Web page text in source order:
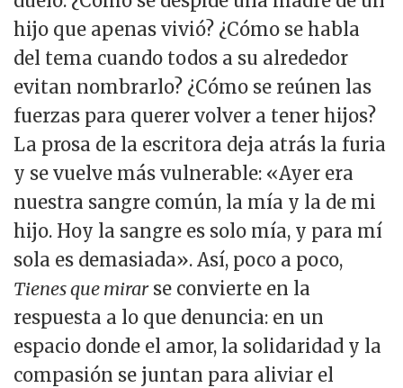
hijo que apenas vivió? ¿Cómo se habla
del tema cuando todos a su alrededor
evitan nombrarlo? ¿Cómo se reúnen las
fuerzas para querer volver a tener hijos?
La prosa de la escritora deja atrás la furia
y se vuelve más vulnerable: «Ayer era
nuestra sangre común, la mía y la de mi
hijo. Hoy la sangre es solo mía, y para mí
sola es demasiada». Así, poco a poco,
Tienes que mirarse convierte en la
respuesta a lo que denuncia: en un
espacio donde el amor, la solidaridad y la
compasión se juntan para aliviar el